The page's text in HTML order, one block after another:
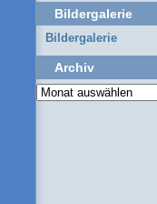
Bildergalerie
Bildergalerie
Archiv
Archiv